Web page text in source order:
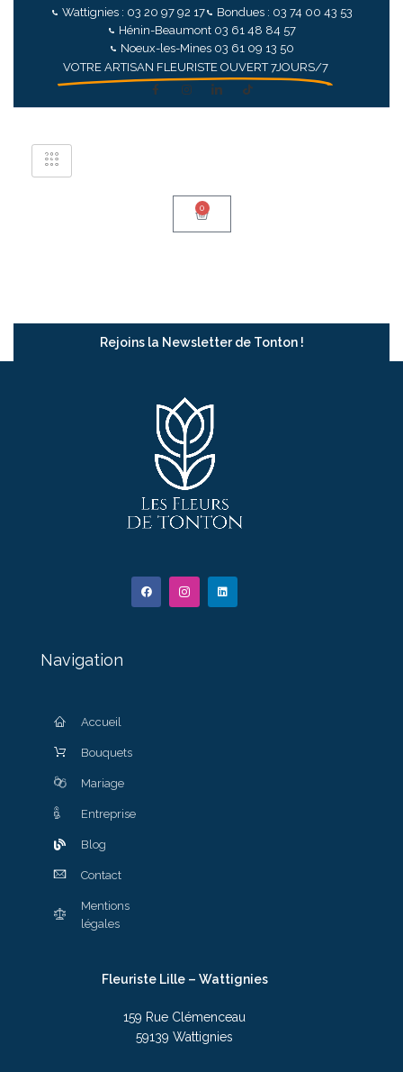
Wattignies : 03 20 97 92 17
Bondues : 03 74 00 43 53
Hénin-Beaumont 03 61 48 84 57
Noeux-les-Mines 03 61 09 13 50
VOTRE ARTISAN FLEURISTE OUVERT 7JOURS/7
0
Rejoins la Newsletter de Tonton !
Navigation
Accueil
Bouquets
Mariage
Entreprise
Blog
Contact
Mentions
légales
Fleuriste Lille – Wattignies
159 Rue Clémenceau
59139 Wattignies